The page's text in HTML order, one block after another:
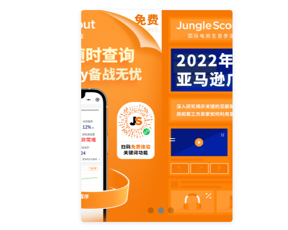
亚马逊政策 cpc广告 亚马逊物流
海卖助手
亚马逊变体 亚马逊主图 亚马逊账号
亚马逊流量 亚马逊库存 亚马逊跟卖
亚马逊运营 亚马逊listing
亚马逊开店 亚马逊瑞典站
亚马逊品牌备案 亚马逊运营直播
亚马逊官方直播 亚马逊选品直播
亚马逊优惠券 listing优化
亚马逊主题 差评 亚马逊排名 关键词
政策 listing 爆款最新 引流